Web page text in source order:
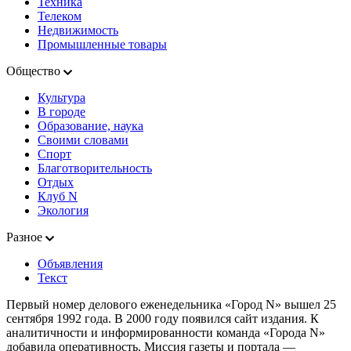
Телеком
Недвижимость
Промышленные товары
Общество
Культура
В городе
Образование, наука
Своими словами
Спорт
Благотворительность
Отдых
Клуб N
Экология
Разное
Объявления
Текст
Первый номер делового еженедельника «Город N» вышел 25
сентября 1992 года. В 2000 году появился сайт издания. К
аналитичности и информированности команда «Города N»
добавила оперативность. Миссия газеты и портала —